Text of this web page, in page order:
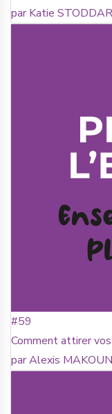
par Katie
#59
Comment attirer
par Alexis